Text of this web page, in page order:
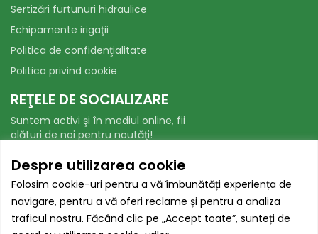
Despre utilizarea cookie
Folosim cookie-uri pentru a vă îmbunătăți experiența de
navigare, pentru a vă oferi reclame și pentru a analiza
traficul nostru. Făcând clic pe „Accept toate”, sunteți de
Sertizări furtunuri hidraulice
Echipamente irigaţii
Politica de confidenţialitate
Politica privind cookie
REŢELE DE SOCIALIZARE
Suntem activi şi în mediul online, fii
alături de noi pentru noutăţi!
Facebook WhatsApp
AUTORITATEA NAȚIONALĂ PENTRU
PROTECȚIA CONSUMATORILOR